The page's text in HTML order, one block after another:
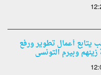
يتابع أعمال تطوير ورفع
وبيرم التونسى